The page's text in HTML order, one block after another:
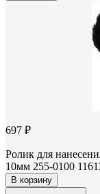
697 ₽
Ролик для
10мм 255-0100
В корзину